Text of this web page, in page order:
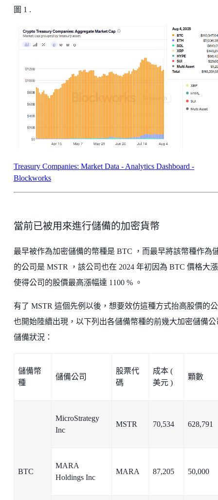
圖 1 .
Treasury Companies: Market Data - Analytics Dashboard -
Blockworks
當前已被用來進行儲備的加密貨幣
最早被作為加密儲備的幣種是 BTC ，而最早將該幣種作為
的公司是 MSTR ，該公司也在 2024 年初因為 BTC 價格大
使得公司的股價最高漲幅達 1100 % 。
有了 MSTR 這個先例以後，想要效仿這種方式抬高股價的
也開始陸續出現，以下列出各儲備幣種的前幾大加密儲備公
儲備狀況：
儲備幣
種
儲備公司
股票代
碼
成本 (
美元 )
顆數
BTC
MicroStrategy
Inc
MSTR 70,534 628,791
MARA
Holdings Inc
MARA 87,205 50,000